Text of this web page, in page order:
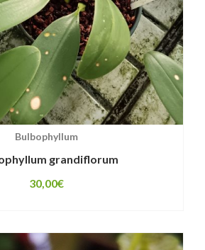
Bulbophyllum
grandiflorum
30,00€